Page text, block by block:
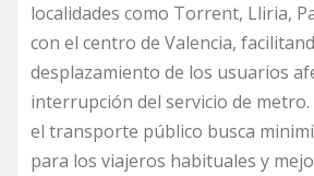
localidades como Torrent, Lliria,
con el centro de Valencia,
desplazamiento de los usuarios
interrupción del servicio de
el transporte público busca
para los viajeros habituales y